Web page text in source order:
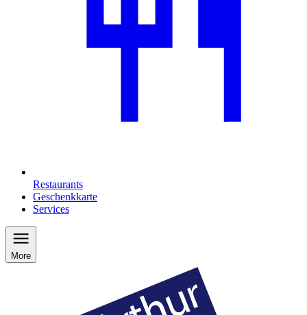
Restaurants
Geschenkkarte
Services
More